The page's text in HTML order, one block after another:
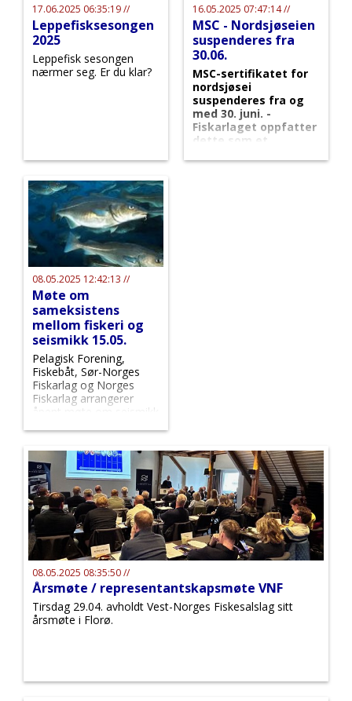
17.06.2025 06:35:19 //
Leppefisksesongen
2025
Leppefisk sesongen
nærmer seg. Er du klar?
16.05.2025 07:47:14 //
MSC - Nordsjøseien
suspenderes fra
30.06.
MSC-sertifikatet for
nordsjøsei
suspenderes fra og
med 30. juni. -
Fiskarlaget oppfatter
dette som et
Tor Bjørklund Larsen
08.05.2025 12:42:13 //
Møte om
sameksistens
mellom fiskeri og
seismikk 15.05.
Pelagisk Forening,
Fiskebåt, Sør-Norges
Fiskarlag og Norges
Fiskarlag arrangerer
åpent møte om seismikk
08.05.2025 08:35:50 //
Årsmøte / representantskapsmøte VNF
Tirsdag 29.04. avholdt Vest-Norges Fiskesalslag sitt
årsmøte i Florø.